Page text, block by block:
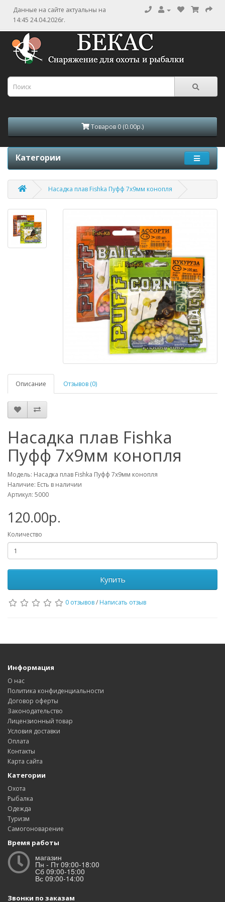
Данные на сайте актуальны на
14:45 24.04.2026г.
Товаров 0 (0.00р.)
Категории
Насадка плав Fishka Пуфф 7х9мм конопля
Описание Отзывов (0)
Насадка плав Fishka
Пуфф 7х9мм конопля
Модель: Насадка плав Fishka Пуфф 7х9мм конопля
Наличие: Есть в наличии
Артикул: 5000
120.00р.
Количество
Купить
0 отзывов/ Написать отзыв
Информация
О нас
Политика конфиденциальности
Договор оферты
Законодательство
Лицензионный товар
Условия доставки
Оплата
Контакты
Карта сайта
Категории
Охота
Рыбалка
Одежда
Туризм
Самогоноварение
Время работы
магазин
Пн - Пт 09:00-18:00
Сб 09:00-15:00
Вс 09:00-14:00
Звонки по заказам